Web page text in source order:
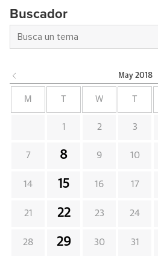
Buscador
May 2018
M W
1 2 3
7 8 9 10
14 15 16 17
21 22 23 24
28 29 30 31